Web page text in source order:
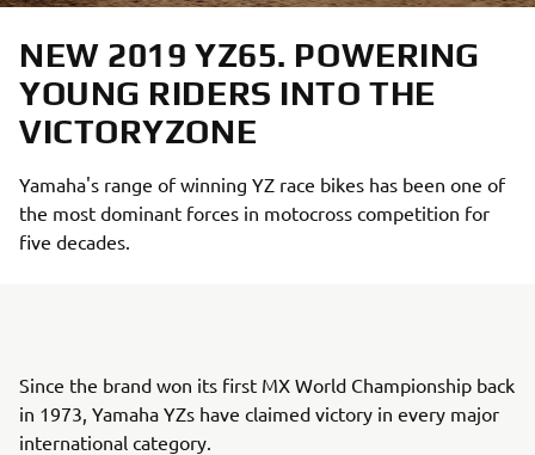
NEW 2019 YZ65. POWERING
YOUNG RIDERS INTO THE
VICTORYZONE
Yamaha's range of winning YZ race bikes has been one of
the most dominant forces in motocross competition for
five decades.
Since the brand won its first MX World Championship back
in 1973, Yamaha YZs have claimed victory in every major
international category.